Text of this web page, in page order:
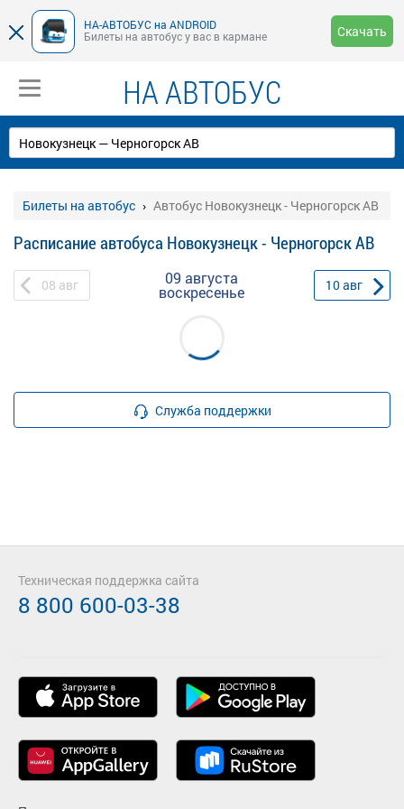
НА-АВТОБУС на ANDROID
Билеты на автобус у вас в кармане
Скачать
НА АВТОБУС
Билеты на автобус Автобус Новокузнецк - Черногорск АВ
Расписание автобуса Новокузнецк - Черногорск АВ
08 авг 09 августа
воскресенье 10авг
Служба поддержки
Техническая поддержка сайта
8 800 600-03-38